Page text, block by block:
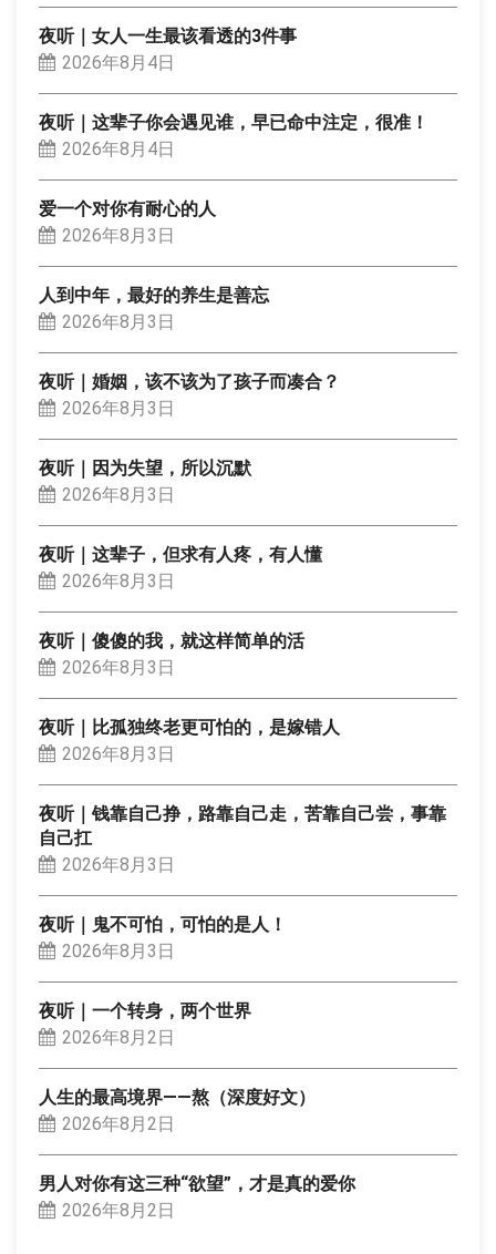
夜听｜女人一生最该看透的3件事
2026年8月4日
夜听｜这辈子你会遇见谁，早已命中注定，很准！
2026年8月4日
爱一个对你有耐心的人
2026年8月3日
人到中年，最好的养生是善忘
2026年8月3日
夜听｜婚姻，该不该为了孩子而凑合？
2026年8月3日
夜听｜因为失望，所以沉默
2026年8月3日
夜听｜这辈子，但求有人疼，有人懂
2026年8月3日
夜听｜傻傻的我，就这样简单的活
2026年8月3日
夜听｜比孤独终老更可怕的，是嫁错人
2026年8月3日
夜听｜钱靠自己挣，路靠自己走，苦靠自己尝，事靠
自己扛
2026年8月3日
夜听｜鬼不可怕，可怕的是人！
2026年8月3日
夜听｜一个转身，两个世界
2026年8月2日
人生的最高境界——熬（深度好文）
2026年8月2日
男人对你有这三种“欲望”，才是真的爱你
2026年8月2日